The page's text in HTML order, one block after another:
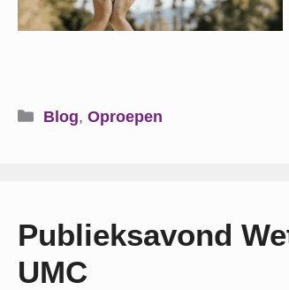
Categorieën
Blog, Oproepen
Publieksavond
UMC